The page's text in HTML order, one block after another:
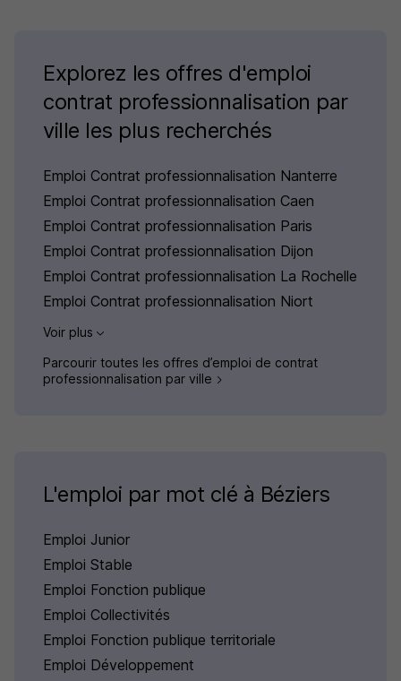
Explorez les offres d'emploi
contrat professionnalisation par
ville les plus recherchés
Emploi Contrat professionnalisation Nanterre
Emploi Contrat professionnalisation Caen
Emploi Contrat professionnalisation Paris
Emploi Contrat professionnalisation Dijon
Emploi Contrat professionnalisation La Rochelle
Emploi Contrat professionnalisation Niort
Voir plus
Parcourir toutes les offres d’emploi de contrat
professionnalisation par ville
L'emploi par mot clé à Béziers
Emploi Junior
Emploi Stable
Emploi Fonction publique
Emploi Collectivités
Emploi Fonction publique territoriale
Emploi Développement